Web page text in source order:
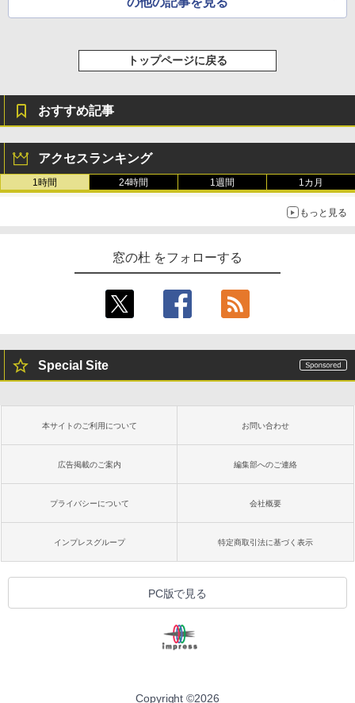
トップページに戻る
おすすめ記事
アクセスランキング
1時間 24時間 1週間 1カ月
もっと見る
窓の杜 をフォローする
Special Site
本サイトのご利用について お問い合わせ
広告掲載のご案内 編集部へのご連絡
プライバシーについて 会社概要
インプレスグループ 特定商取引法に基づく表示
PC版で見る
Copyright ©2026